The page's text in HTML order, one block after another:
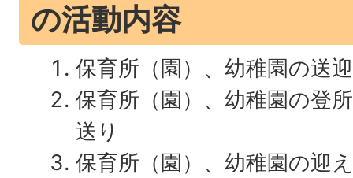
の活動内容
保育所（園）、幼稚園の送迎
保育所（園）、幼稚園の登
送り
保育所（園）、幼稚園の迎